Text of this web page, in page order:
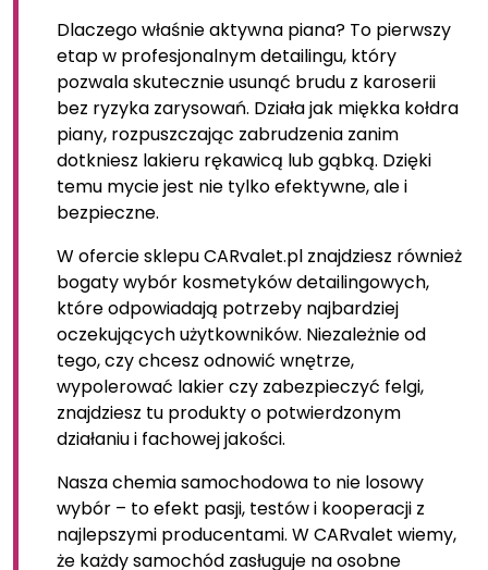
Dlaczego właśnie aktywna piana? To pierwszy
etap w profesjonalnym detailingu, który
pozwala skutecznie usunąć brudu z karoserii
bez ryzyka zarysowań. Działa jak miękka kołdra
piany, rozpuszczając zabrudzenia zanim
dotkniesz lakieru rękawicą lub gąbką. Dzięki
temu mycie jest nie tylko efektywne, ale i
bezpieczne.
W ofercie sklepu CARvalet.pl znajdziesz również
bogaty wybór kosmetyków detailingowych,
które odpowiadają potrzeby najbardziej
oczekujących użytkowników. Niezależnie od
tego, czy chcesz odnowić wnętrze,
wypolerować lakier czy zabezpieczyć felgi,
znajdziesz tu produkty o potwierdzonym
działaniu i fachowej jakości.
Nasza chemia samochodowa to nie losowy
wybór – to efekt pasji, testów i kooperacji z
najlepszymi producentami. W CARvalet wiemy,
że każdy samochód zasługuje na osobne